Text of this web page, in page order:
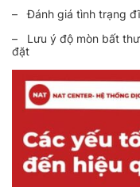
– Đánh giá tình trạng
– Lưu ý độ mòn bất
đặt